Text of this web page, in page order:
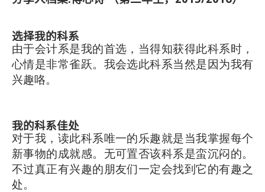
选择我的科系
由于会计系是我的首选，当得知获得此科系时，
心情是非常雀跃。我会选此科系当然是因为我有
兴趣咯。
我的科系佳处
对于我，读此科系唯一的乐趣就是当我掌握每个
新事物的成就感。无可置否该科系是蛮沉闷的。
不过真正有兴趣的朋友们一定会找到它的有趣之
处。